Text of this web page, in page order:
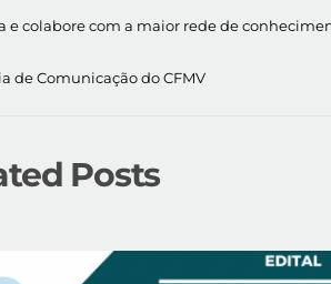
e colabore com a maior rede de
de Comunicação do CFMV
Posts